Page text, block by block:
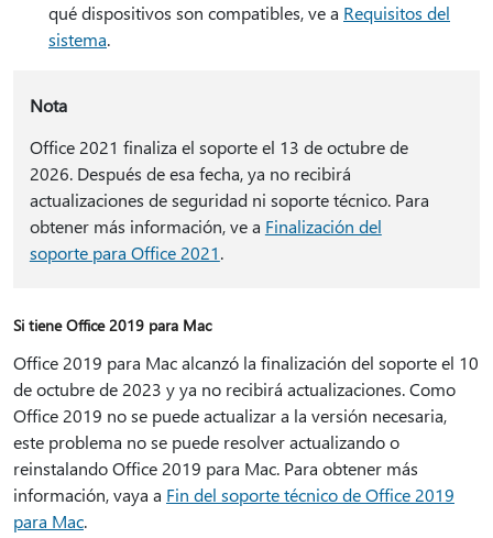
qué dispositivos son compatibles, ve a Requisitos del
sistema.
Nota
Office 2021 finaliza el soporte el 13 de octubre de
2026. Después de esa fecha, ya no recibirá
actualizaciones de seguridad ni soporte técnico. Para
obtener más información, ve a Finalización del
soporte para Office 2021.
Si tiene Office 2019 para Mac
Office 2019 para Mac alcanzó la finalización del soporte el 10
de octubre de 2023 y ya no recibirá actualizaciones. Como
Office 2019 no se puede actualizar a la versión necesaria,
este problema no se puede resolver actualizando o
reinstalando Office 2019 para Mac. Para obtener más
información, vaya a Fin del soporte técnico de Office 2019
para Mac.